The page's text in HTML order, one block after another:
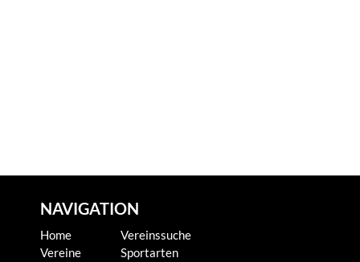
NAVIGATION
Home
Vereinssuche
Vereine
Sportarten